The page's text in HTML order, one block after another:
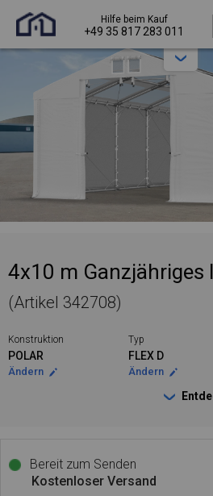
Hilfe beim Kauf
+49 35 817 283 011
4x10 m Ganzjähriges
(Artikel 342708)
Konstruktion
POLAR
Ändern
Typ
FLEX D
Ändern
Bereit zum Senden
Kostenloser Versand